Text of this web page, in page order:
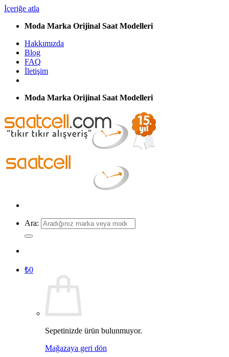
İçeriğe atla
Moda Marka Orijinal Saat Modelleri
Hakkımızda
Blog
FAQ
İletişim
Moda Marka Orijinal Saat Modelleri
Ara:
₺0
Sepetinizde ürün bulunmuyor.
Mağazaya geri dön